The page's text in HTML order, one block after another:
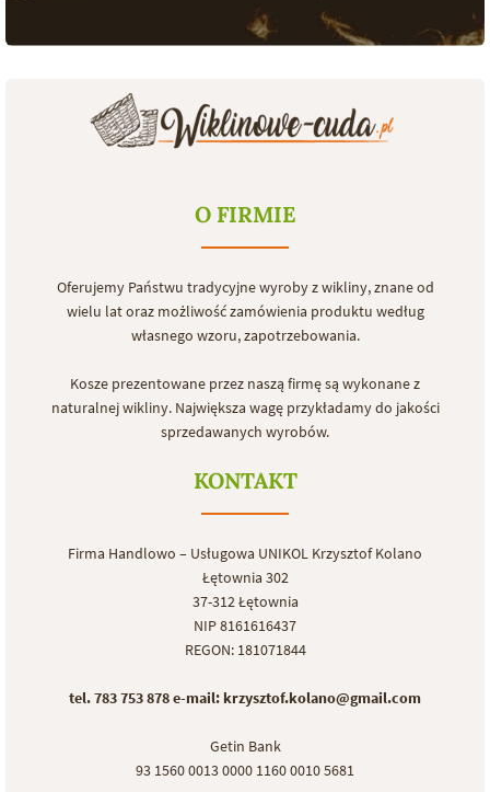
O FIRMIE
Oferujemy Państwu tradycyjne wyroby z wikliny, znane od
wielu lat oraz możliwość zamówienia produktu według
własnego wzoru, zapotrzebowania.
Kosze prezentowane przez naszą firmę są wykonane z
naturalnej wikliny. Największa wagę przykładamy do jakości
sprzedawanych wyrobów.
KONTAKT
Firma Handlowo – Usługowa UNIKOL Krzysztof Kolano
Łętownia 302
37-312 Łętownia
NIP 8161616437
REGON: 181071844
tel. 783 753 878e-mail: krzysztof.kolano@gmail.com
Getin Bank
93 1560 0013 0000 1160 0010 5681